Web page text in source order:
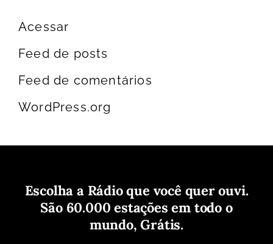
Acessar
Feed de posts
Feed de comentários
WordPress.org
Escolha a Rádio que você quer ouvi.
São 60.000 estações em todo o
mundo, Grátis.